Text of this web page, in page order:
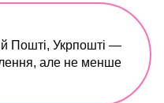
Пошті, Укрпошті —
але не менше